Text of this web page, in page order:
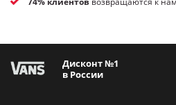
Дисконт №1
в России